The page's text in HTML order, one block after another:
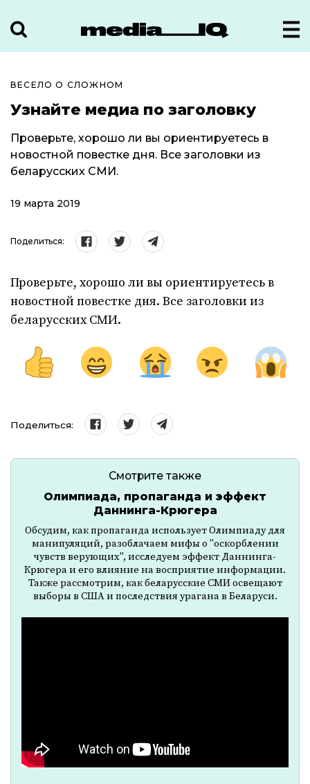
ВЕСЕЛО О СЛОЖНОМ
Узнайте медиа по заголовку
Проверьте, хорошо ли вы ориентируетесь в
новостной повестке дня. Все заголовки из
беларусских СМИ.
19 марта 2019
Поделиться:
Проверьте, хорошо ли вы ориентируетесь в
новостной повестке дня. Все заголовки из
беларусских СМИ.
Поделиться:
Смотрите также
Олимпиада, пропаганда и эффект
Даннинга-Крюгера
Обсудим, как пропаганда использует Олимпиаду для
манипуляций, разоблачаем мифы о "оскорблении
чувств верующих", исследуем эффект Даннинга-
Крюгера и его влияние на восприятие информации.
Также рассмотрим, как беларусские СМИ освещают
выборы в США и последствия урагана в Беларуси.